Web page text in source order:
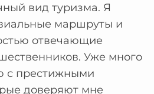
вид туризма. Я
маршруты и
отвечающие
Уже много
с престижными
доверяют мне